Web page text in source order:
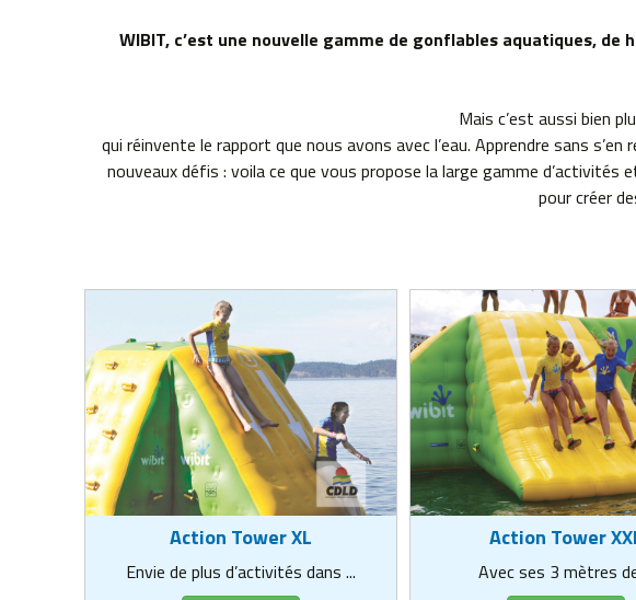
WIBIT, c’est une nouvelle gamme de gonflables aquatiques,
Mais c’est aussi bien
qui réinvente le rapport que nous avons avec l’eau. Apprendre sans
nouveaux défis : voila ce que vous propose la large gamme
pour créer
Action Tower XL
Envie de plus d’activités dans ...
Action Tower
Avec ses 3 mètres